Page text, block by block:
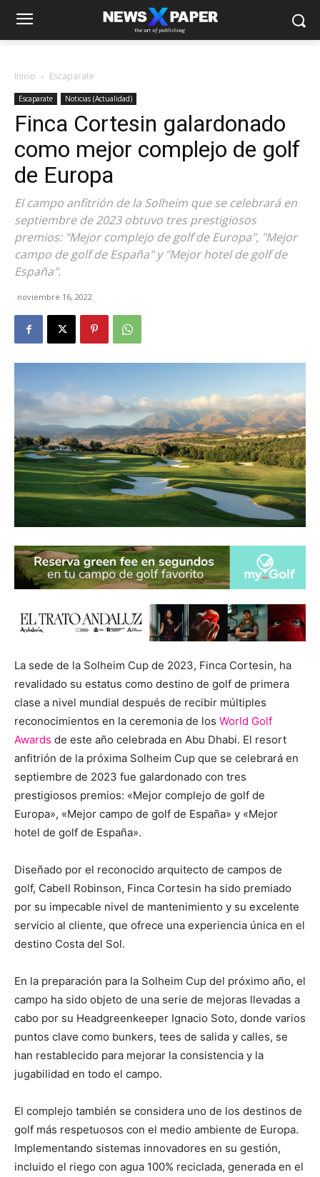
Inicio Escaparate
Escaparate Noticias (Actualidad)
Finca Cortesin galardonado
como mejor complejo de golf
de Europa
El campo anfitrión de la Solheim que se celebrará en
septiembre de 2023 obtuvo tres prestigiosos
premios: "Mejor complejo de golf de Europa", "Mejor
campo de golf de España" y "Mejor hotel de golf de
España".
noviembre 16, 2022
La sede de la Solheim Cup de 2023, Finca Cortesin, ha
revalidado su estatus como destino de golf de primera
clase a nivel mundial después de recibir múltiples
reconocimientos en la ceremonia de los World Golf
Awards de este año celebrada en Abu Dhabi. El resort
anfitrión de la próxima Solheim Cup que se celebrará en
septiembre de 2023 fue galardonado con tres
prestigiosos premios: «Mejor complejo de golf de
Europa», «Mejor campo de golf de España» y «Mejor
hotel de golf de España».
Diseñado por el reconocido arquitecto de campos de
golf, Cabell Robinson, Finca Cortesin ha sido premiado
por su impecable nivel de mantenimiento y su excelente
servicio al cliente, que ofrece una experiencia única en el
destino Costa del Sol.
En la preparación para la Solheim Cup del próximo año, el
campo ha sido objeto de una serie de mejoras llevadas a
cabo por su Headgreenkeeper Ignacio Soto, donde varios
puntos clave como bunkers, tees de salida y calles, se
han restablecido para mejorar la consistencia y la
jugabilidad en todo el campo.
El complejo también se considera uno de los destinos de
golf más respetuosos con el medio ambiente de Europa.
Implementando sistemas innovadores en su gestión,
incluido el riego con agua 100% reciclada, generada en el